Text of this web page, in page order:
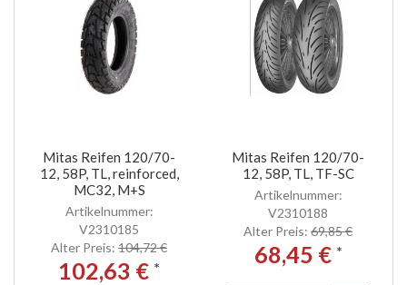
Mitas Reifen 120/70-
12, 58P, TL, reinforced,
MC32, M+S
Artikelnummer:
V2310185
Alter Preis: 104,72 €
102,63 € *
Mitas Reifen 120/70-
12, 58P, TL, TF-SC
Artikelnummer:
V2310188
Alter Preis: 69,85 €
68,45 € *